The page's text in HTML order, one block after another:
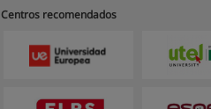
Centros recomendados